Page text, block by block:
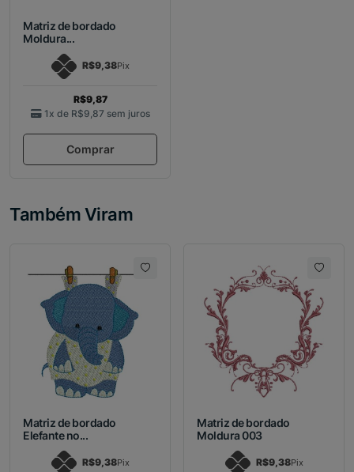
Matriz de bordado
Moldura...
R$9,38Pix
R$9,87
1x de R$9,87 sem juros
Comprar
Também Viram
Matriz de bordado
Elefante no...
R$9,38Pix
Matriz de bordado
Moldura 003
R$9,38Pix